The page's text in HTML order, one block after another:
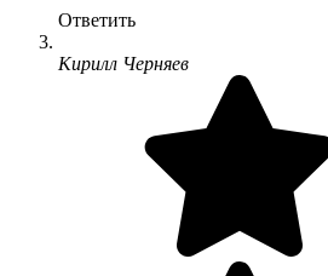
Ответить
Кирилл Черняев